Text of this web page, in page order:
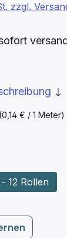
(0,14 € / 1 Meter)
zzgl.
12 Rollen